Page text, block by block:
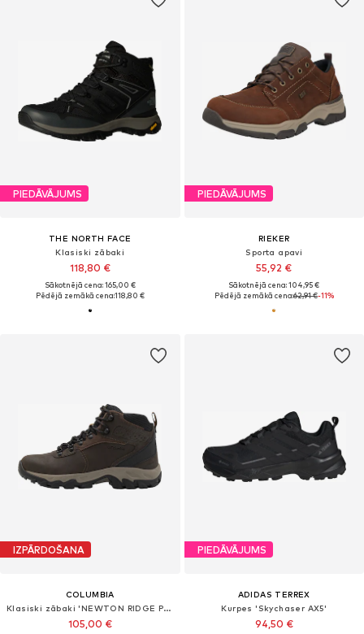
PIEDĀVĀJUMS
THE NORTH FACE
Klasiski zābaki
118,80 €
Sākotnējā cena: 165,00 €
Pēdējā zemākā cena:118,80 €
PIEDĀVĀJUMS
RIEKER
Sporta apavi
55,92 €
Sākotnējā cena: 104,95 €
Pēdējā zemākā cena:62,91 €-11%
IZPĀRDOŠANA
COLUMBIA
Klasiski zābaki 'NEWTON RIDGE PLUS II'
105,00 €
PIEDĀVĀJUMS
ADIDAS TERREX
Kurpes 'Skychaser AX5'
94,50 €